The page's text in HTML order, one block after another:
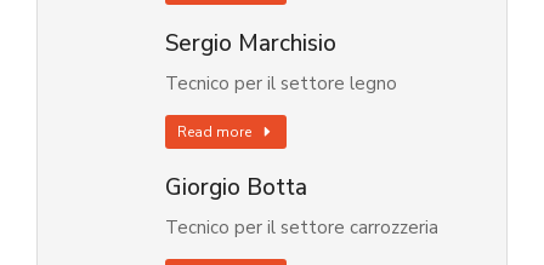
Sergio Marchisio
Tecnico per il settore legno
Read more
Giorgio Botta
Tecnico per il settore carrozzeria